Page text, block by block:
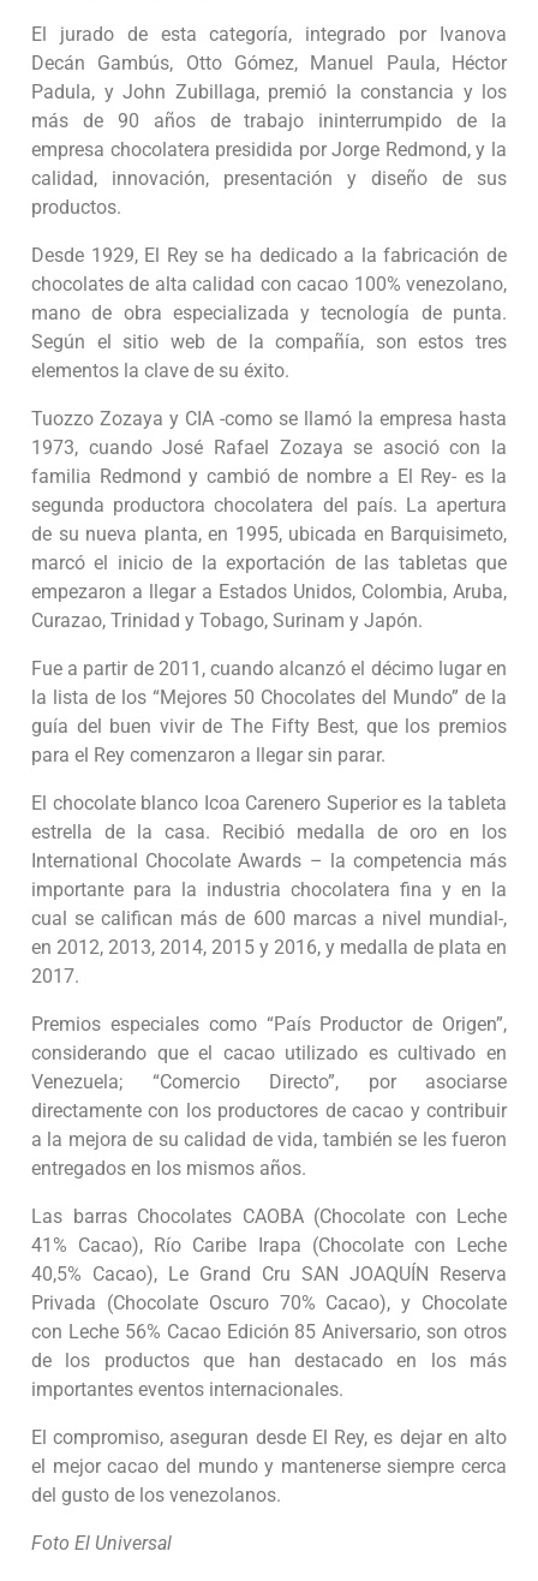
El jurado de esta categoría, integrado por Ivanova
Decán Gambús, Otto Gómez, Manuel Paula, Héctor
Padula, y John Zubillaga, premió la constancia y los
más de 90 años de trabajo ininterrumpido de la
empresa chocolatera presidida por Jorge Redmond, y la
calidad, innovación, presentación y diseño de sus
productos.
Desde 1929, El Rey se ha dedicado a la fabricación de
chocolates de alta calidad con cacao 100% venezolano,
mano de obra especializada y tecnología de punta.
Según el sitio web de la compañía, son estos tres
elementos la clave de su éxito.
Tuozzo Zozaya y CIA -como se llamó la empresa hasta
1973, cuando José Rafael Zozaya se asoció con la
familia Redmond y cambió de nombre a El Rey- es la
segunda productora chocolatera del país. La apertura
de su nueva planta, en 1995, ubicada en Barquisimeto,
marcó el inicio de la exportación de las tabletas que
empezaron a llegar a Estados Unidos, Colombia, Aruba,
Curazao, Trinidad y Tobago, Surinam y Japón.
Fue a partir de 2011, cuando alcanzó el décimo lugar en
la lista de los “Mejores 50 Chocolates del Mundo” de la
guía del buen vivir de The Fifty Best, que los premios
para el Rey comenzaron a llegar sin parar.
El chocolate blanco Icoa Carenero Superior es la tableta
estrella de la casa. Recibió medalla de oro en los
International Chocolate Awards – la competencia más
importante para la industria chocolatera fina y en la
cual se califican más de 600 marcas a nivel mundial-,
en 2012, 2013, 2014, 2015 y 2016, y medalla de plata en
2017.
Premios especiales como “País Productor de Origen”,
considerando que el cacao utilizado es cultivado en
Venezuela; “Comercio Directo”, por asociarse
directamente con los productores de cacao y contribuir
a la mejora de su calidad de vida, también se les fueron
entregados en los mismos años.
Las barras Chocolates CAOBA (Chocolate con Leche
41% Cacao), Río Caribe Irapa (Chocolate con Leche
40,5% Cacao), Le Grand Cru SAN JOAQUÍN Reserva
Privada (Chocolate Oscuro 70% Cacao), y Chocolate
con Leche 56% Cacao Edición 85 Aniversario, son otros
de los productos que han destacado en los más
importantes eventos internacionales.
El compromiso, aseguran desde El Rey, es dejar en alto
el mejor cacao del mundo y mantenerse siempre cerca
del gusto de los venezolanos.
Foto El Universal